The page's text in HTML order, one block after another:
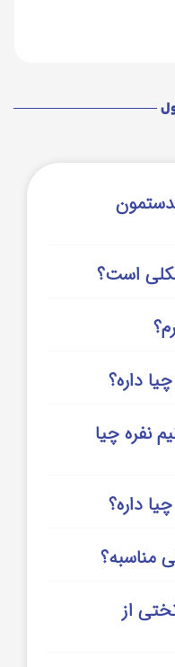
است؟
داره؟
نفره چیا
داره؟
مناسبه؟
از